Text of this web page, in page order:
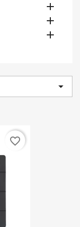




favorite_border